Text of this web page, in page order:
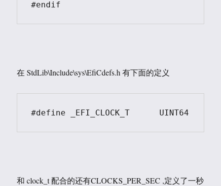
在 StdLib\Include\sys\EfiCdefs.h 有下面的定义
#define _EFI_CLOCK_T      UINT64
和 clock_t 配合的还有CLOCKS_PER_SEC ,定义了一秒